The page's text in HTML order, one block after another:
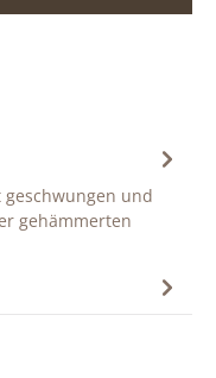
und
gehämmerten